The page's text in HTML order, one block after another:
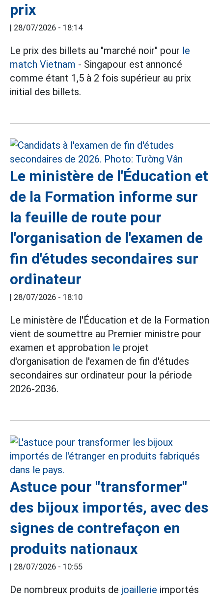
prix
| 28/07/2026 - 18:14
Le prix des billets au "marché noir" pour le
match Vietnam - Singapour est annoncé
comme étant 1,5 à 2 fois supérieur au prix
initial des billets.
Le ministère de l'Éducation et
de la Formation informe sur
la feuille de route pour
l'organisation de l'examen de
fin d'études secondaires sur
ordinateur
| 28/07/2026 - 18:10
Le ministère de l'Éducation et de la Formation
vient de soumettre au Premier ministre pour
examen et approbation le projet
d'organisation de l'examen de fin d'études
secondaires sur ordinateur pour la période
2026-2036.
Astuce pour "transformer"
des bijoux importés, avec des
signes de contrefaçon en
produits nationaux
| 28/07/2026 - 10:55
De nombreux produits de joaillerie importés